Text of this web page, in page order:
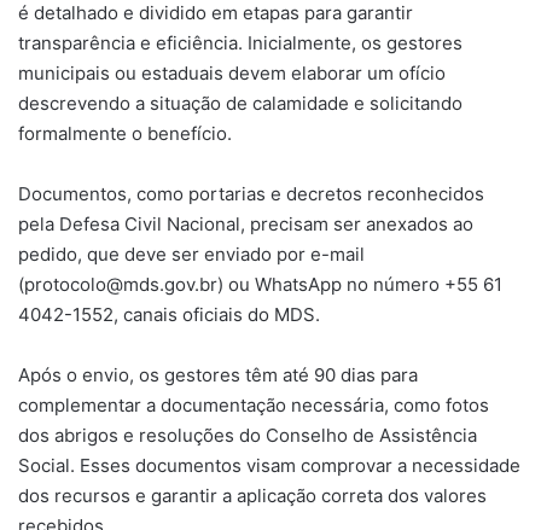
é detalhado e dividido em etapas para garantir
transparência e eficiência. Inicialmente, os gestores
municipais ou estaduais devem elaborar um ofício
descrevendo a situação de calamidade e solicitando
formalmente o benefício.
Documentos, como portarias e decretos reconhecidos
pela Defesa Civil Nacional, precisam ser anexados ao
pedido, que deve ser enviado por e-mail
(protocolo@mds.gov.br) ou WhatsApp no número +55 61
4042-1552, canais oficiais do MDS.
Após o envio, os gestores têm até 90 dias para
complementar a documentação necessária, como fotos
dos abrigos e resoluções do Conselho de Assistência
Social. Esses documentos visam comprovar a necessidade
dos recursos e garantir a aplicação correta dos valores